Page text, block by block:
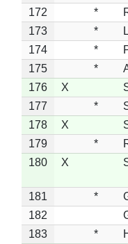
172
*
173
*
174
*
175
*
176
X
177
*
178
X
179
*
180
X
181 *
182
183
*